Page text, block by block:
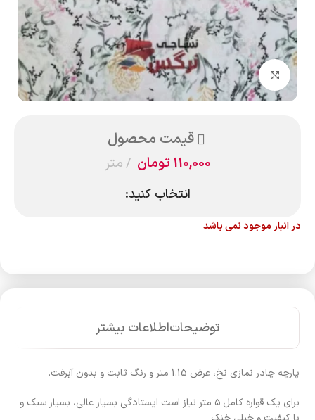
بزرگنمایی تصویر
قیمت محصول
110,000تومان متر
انتخاب کنید:
در انبار موجود نمی باشد
توضیحاتاطلاعات بیشتر
پارچه چادر نمازی نخ، عرض 1.15 متر و رنگ ثابت و بدون آبرفت.
برای یک قواره کامل ۵ متر نیاز است ایستادگی بسیار عالی، بسیار سبک و